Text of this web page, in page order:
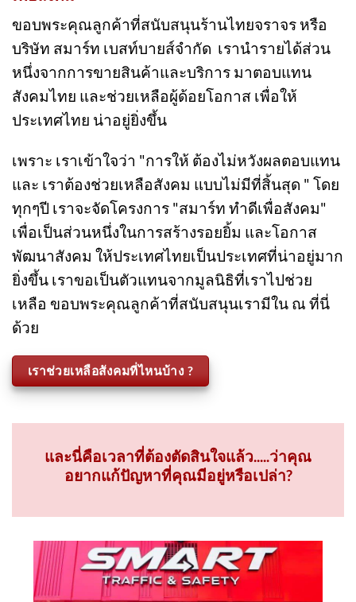
กิจกรรมตอบแทนสังคม ในโครงการ "สมาร์ท ทำดี
เพื่อสังคม"
ขอบพระคุณลูกค้าที่สนับสนุนร้านไทยจราจร หรือ
บริษัท สมาร์ท เบสท์บายส์จำกัด เรานำรายได้ส่วน
หนึ่งจากการขายสินค้าและบริการ มาตอบแทน
สังคมไทย และช่วยเหลือผู้ด้อยโอกาส เพื่อให้
ประเทศไทย น่าอยู่ยิ่งขึ้น
เพราะ เราเข้าใจว่า "การให้ ต้องไม่หวังผลตอบแทน
และ เราต้องช่วยเหลือสังคม แบบไม่มีที่สิ้นสุด " โดย
ทุกๆปี เราจะจัดโครงการ "สมาร์ท ทำดีเพื่อสังคม"
เพื่อเป็นส่วนหนึ่งในการสร้างรอยยิ้ม และโอกาส
พัฒนาสังคม ให้ประเทศไทยเป็นประเทศที่น่าอยู่มาก
ยิ่งขึ้น เราขอเป็นตัวแทนจากมูลนิธิที่เราไปช่วย
เหลือ ขอบพระคุณลูกค้าที่สนับสนุนเรามีใน ณ ที่นี่
ด้วย
และนี่คือเวลาที่ต้องตัดสินใจแล้ว.....ว่าคุณ